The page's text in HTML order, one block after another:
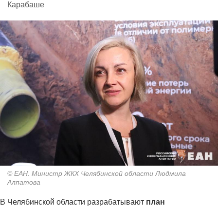
Карабаше
© ЕАН. Министр ЖКХ Челябинской области Людмила
Алпатова
В Челябинской области разрабатывают план